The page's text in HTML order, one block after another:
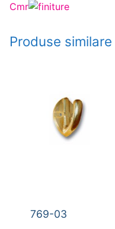
Cmr
Produse similare
769-03